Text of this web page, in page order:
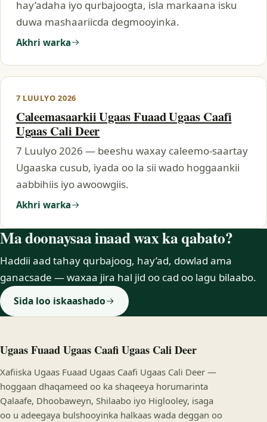
hay’adaha iyo qurbajoogta, isla markaana isku
duwa mashaariicda degmooyinka.
Akhri warka
7 LUULYO 2026
Caleemasaarkii Ugaas Fuaad Ugaas Caafi
Ugaas Cali Deer
7 Luulyo 2026 — beeshu waxay caleemo-saartay
Ugaaska cusub, iyada oo la sii wado hoggaankii
aabbihiis iyo awoowgiis.
Akhri warka
Ma doonaysaa inaad wax ka qabato?
Haddii aad tahay qurbajoog, hay’ad, dowlad ama
ganacsade — waxaa jira hal jid oo cad oo lagu bilaabo.
Sida loo iskaashado
Ugaas Fuaad Ugaas Caafi Ugaas Cali Deer
Xafiiska Ugaas Fuaad Ugaas Caafi Ugaas Cali Deer —
hoggaan dhaqameed oo ka shaqeeya horumarinta
Qalaafe, Dhoobaweyn, Shilaabo iyo Higlooley, isaga
oo u adeegaya bulshooyinka halkaas wada deggan oo